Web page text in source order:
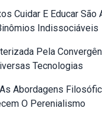
Cuidar E Educar São
Indissociáveis
Pela
Tecnologias
Abordagens
O Perenialismo